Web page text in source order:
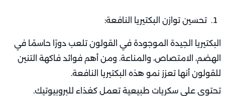
تحسين توازن البكتيريا النافعة:
البكتيريا الجيدة الموجودة في القولون تلعب دورًا حاسمًا في
الهضم، الامتصاص، والمناعة. ومن أهم فوائد فاكهة التنين
للقولون أنها تعزز نمو هذه البكتيريا النافعة.
تحتوي على سكريات طبيعية تعمل كغذاء للبروبيوتيك.